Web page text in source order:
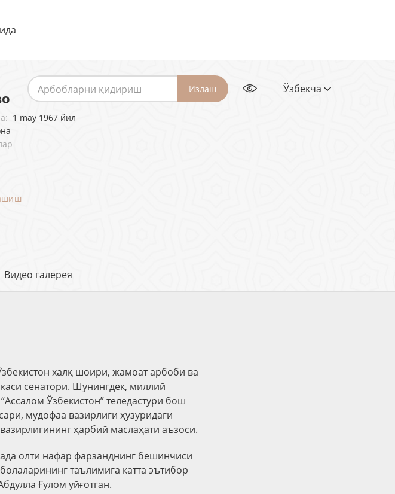
Излаш Ўзбекча
1 may 1967 йил
Видео галерея
халқ шоири, жамоат арбоби ва
сенатори. Шунингдек, миллий
Ўзбекистон” теледастури бош
мудофаа вазирлиги ҳузуридаги
ҳарбий маслаҳати аъзоси.
олти нафар фарзанднинг бешинчиси
таълимига катта эътибор
Ғулом уйғотган.